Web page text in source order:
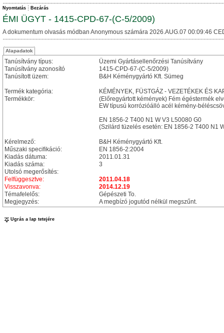
Nyomtatás Bezárás
ÉMI ÜGYT - 1415-CPD-67-(C-5/2009)
A dokumentum olvasás módban Anonymous számára 2026.AUG.07 00:09:46
Alapadatok
Tanúsítvány típus:
Üzemi Gyártásellenőrzési Tanúsítvány
Tanúsítvány azonosító
1415-CPD-67-(C-5/2009)
Tanúsított üzem:
B&H Kéménygyártó Kft. Sümeg
Termék kategória:
KÉMÉNYEK, FÜSTGÁZ - VEZETÉKEK ÉS
Termékkör:
(Előregyártott kémények) Fém égéstermék
EW típusú korrózióálló acél kémény-
EN 1856-2 T400 N1 W V3 L50080 G0
(Szilárd tüzelés esetén: EN 1856-2 T400 N1
Kérelmező:
B&H Kéménygyártó Kft.
Műszaki specifikáció:
EN 1856-2:2004
Kiadás dátuma:
2011.01.31
Kiadás száma:
3
Utolsó megerősítés:
Felfüggesztve:
2011.04.18
Visszavonva:
2014.12.19
Témafelelős:
Gépészeti To.
Megjegyzés:
A megbízó jogutód nélkül megszűnt.
Ugrás a lap tetejére